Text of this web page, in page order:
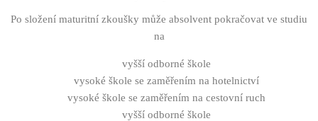
Po složení maturitní zkoušky může absolvent pokračovat ve studiu
na
vyšší odborné škole
vysoké škole se zaměřením na hotelnictví
vysoké škole se zaměřením na cestovní ruch
vyšší odborné škole